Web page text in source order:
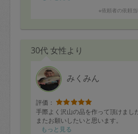
※依頼者の依頼
30代 女性より
みくみん
評価：
手際よく沢山の品を作って頂けまし
またお願いしたいと思います。
もっと見る